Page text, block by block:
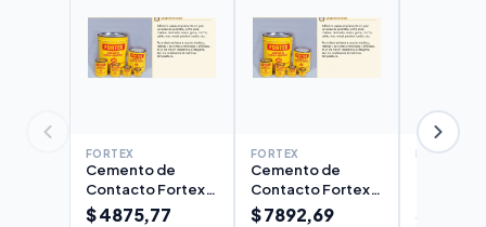
FORTEX
Cemento de
Contacto Fortex
101 x 1/4 Lt
$ 4875,77
FORTEX
Cemento de
Contacto Fortex
101 x 1/2 Lt
$ 7892,69
FORTEX
$